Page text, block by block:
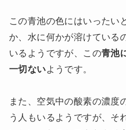
この青池の色にはいったい
か、水に何かが溶けている
いるようですが、この青池
一切ないようです。
また、空気中の酸素の濃度
う人もいるようですが、そ